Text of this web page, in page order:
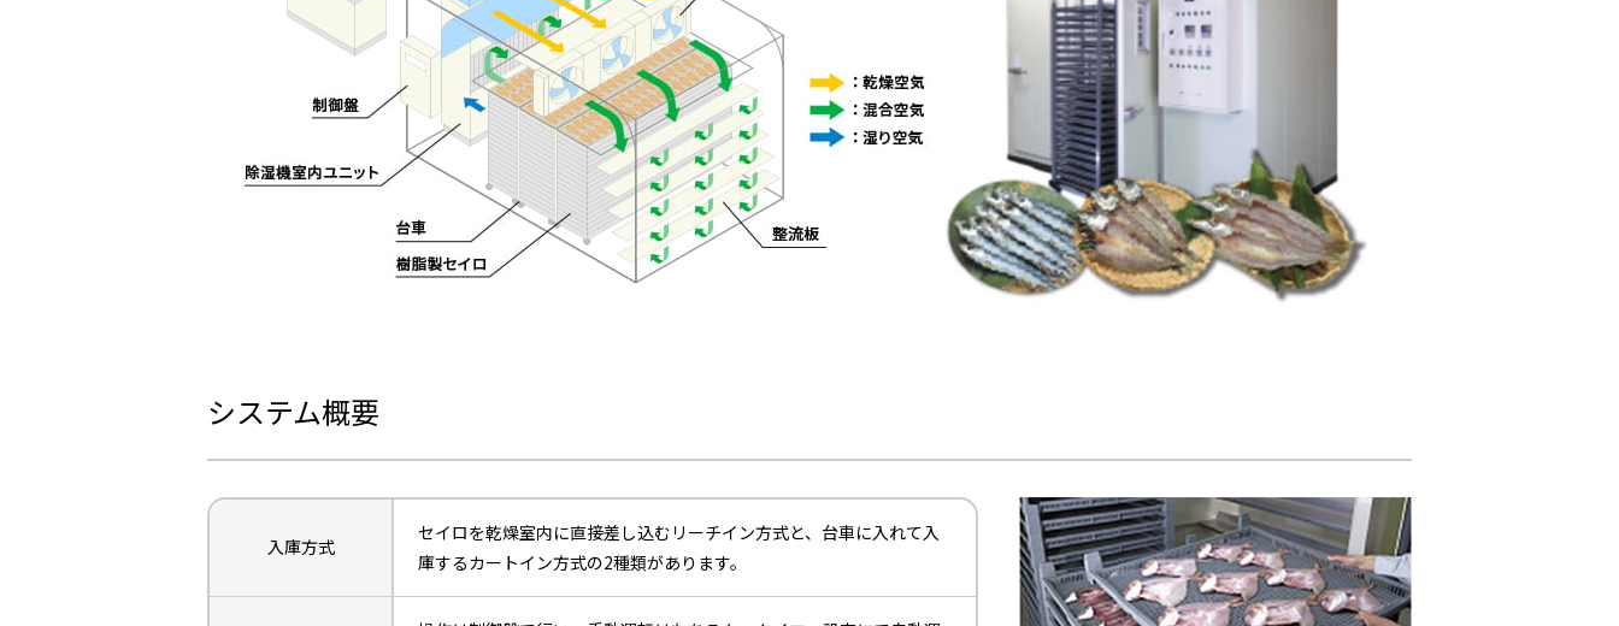
システム概要
入庫方式
セイロを乾燥室内に直接差し込むリーチイン方式と、台車に入れて入
庫するカートイン方式の2種類があります。